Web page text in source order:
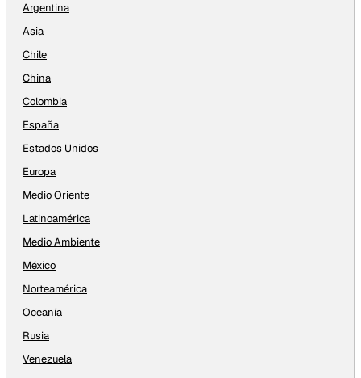
Argentina
Asia
Chile
China
Colombia
España
Estados Unidos
Europa
Medio Oriente
Latinoamérica
Medio Ambiente
México
Norteamérica
Oceanía
Rusia
Venezuela